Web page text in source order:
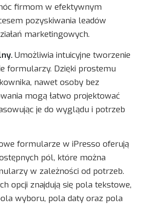
firmom w efektywnym
pozyskiwania leadów
marketingowych.
Umożliwia intuicyjne tworzenie
formularzy. Dzięki prostemu
nawet osoby bez
mogą łatwo projektować
je do wyglądu i potrzeb
formularze w iPresso oferują
pól, które można
w zależności od potrzeb.
opcji znajdują się pola tekstowe,
wyboru, pola daty oraz pola